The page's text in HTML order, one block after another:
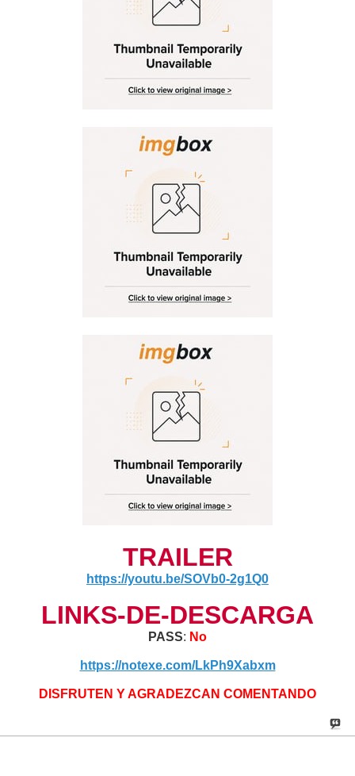
TRAILER
https://youtu.be/SOVb0-2g1Q0
LINKS-DE-DESCARGA
PASS: No
https://notexe.com/LkPh9Xabxm
DISFRUTEN Y AGRADEZCAN COMENTANDO